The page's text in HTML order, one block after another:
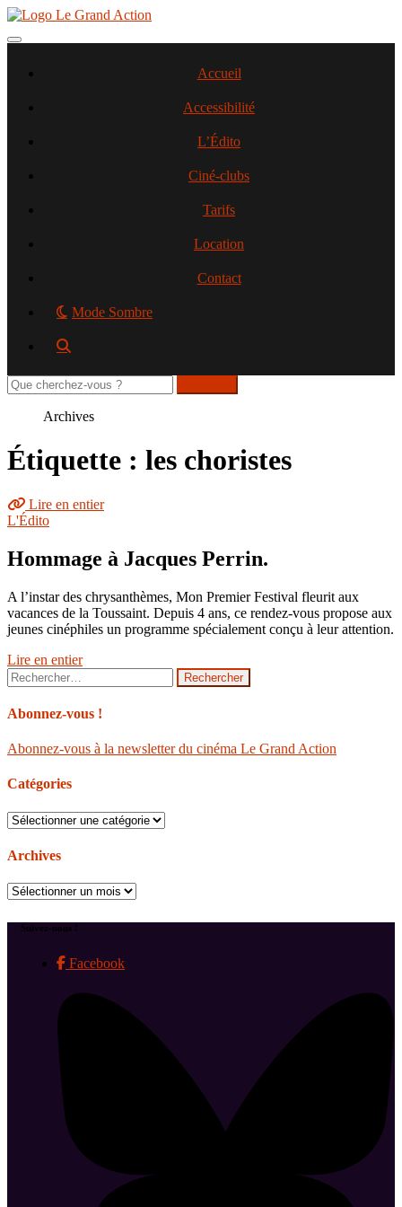
Aller
contenu
Toggle navigation
Accueil
Accessibilité
L’Édito
Ciné-clubs
Tarifs
Location
Contact
Mode Sombre
Rechercher
sur
Archives
Étiquette : les choristes
Lire en entier
L'Édito
Hommage à Jacques Perrin.
A l’instar des chrysanthèmes, Mon Premier Festival fleurit aux
vacances de la Toussaint. Depuis 4 ans, ce rendez-vous propose aux
jeunes cinéphiles un programme spécialement conçu à leur attention.
Lire en entier
Rechercher :
Abonnez-vous !
Abonnez-vous à la newsletter du cinéma Le Grand Action
Catégories
Catégories
Archives
Archives
Suivez-nous !
Facebook